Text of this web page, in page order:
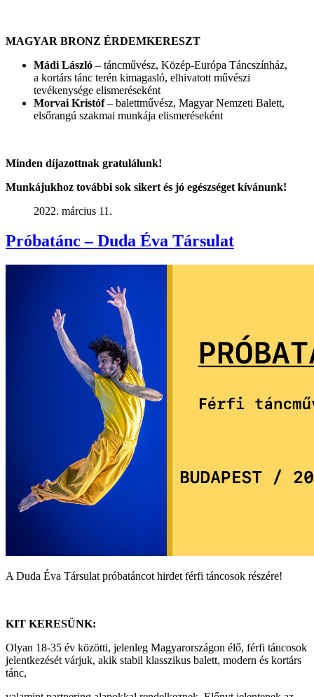
MAGYAR BRONZ ÉRDEMKERESZT
Mádi László – táncművész, Közép-Európa Táncszínház,
a kortárs tánc terén kimagasló, elhivatott művészi
tevékenysége elismeréseként
Morvai Kristóf– balettművész, Magyar Nemzeti Balett,
elsőrangú szakmai munkája elismeréseként
Minden díjazottnak gratulálunk!
Munkájukhoz további sok sikert és jó egészséget kívánunk!
2022. március 11.
Próbatánc – Duda Éva Társulat
A Duda Éva Társulat próbatáncot hirdet férfi táncosok részére!
KIT KERESÜNK:
Olyan 18-35 év közötti, jelenleg Magyarországon élő, férfi táncosok
jelentkezését várjuk, akik stabil klasszikus balett, modern és kortárs
tánc,